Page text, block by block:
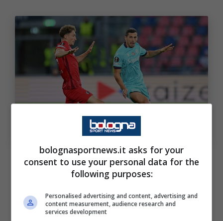
Freuler e Odgaard gli imprescindibili del Bologna: cosa
dicono i numeri. Bologna Sport News (Photo by
Alessandro Sabattini/Getty Images Via OneFootball)
Lapartita del Via del Mare contro il Lecce
(pareggiata 2-2) è senza dubbio l’emblema
lo svizzero è stato preservato mentre il
danese è subentrato nella ripresa siglando il
bolognasportnews.it asks for your
consent to use your personal data for the
following purposes:
Personalised advertising and content, advertising and
content measurement, audience research and
services development